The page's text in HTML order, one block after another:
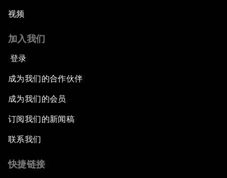
视频
加入我们
登录
成为我们的合作伙伴
成为我们的会员
订阅我们的新闻稿
联系我们
快捷链接